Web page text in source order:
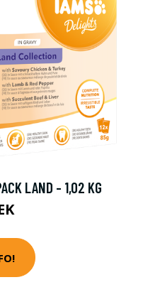
LAND - 1,02 KG